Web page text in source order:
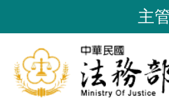
到
要
內
主